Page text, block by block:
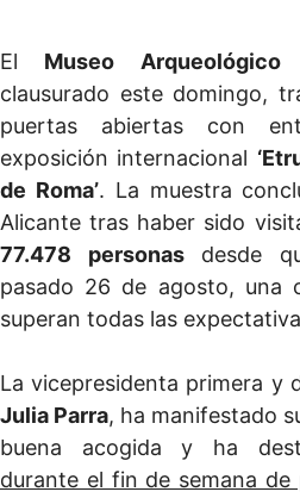
El Museo
clausurado este domingo,
puertas abiertas con
exposición internacional
de Roma’. La muestra
Alicante tras haber sido
77.478 personasdesde
pasado 26 de agosto, una
superan todas las
La vicepresidenta primera y
Julia Parra, ha manifestado
buena acogida y ha
durante el fin de semana de